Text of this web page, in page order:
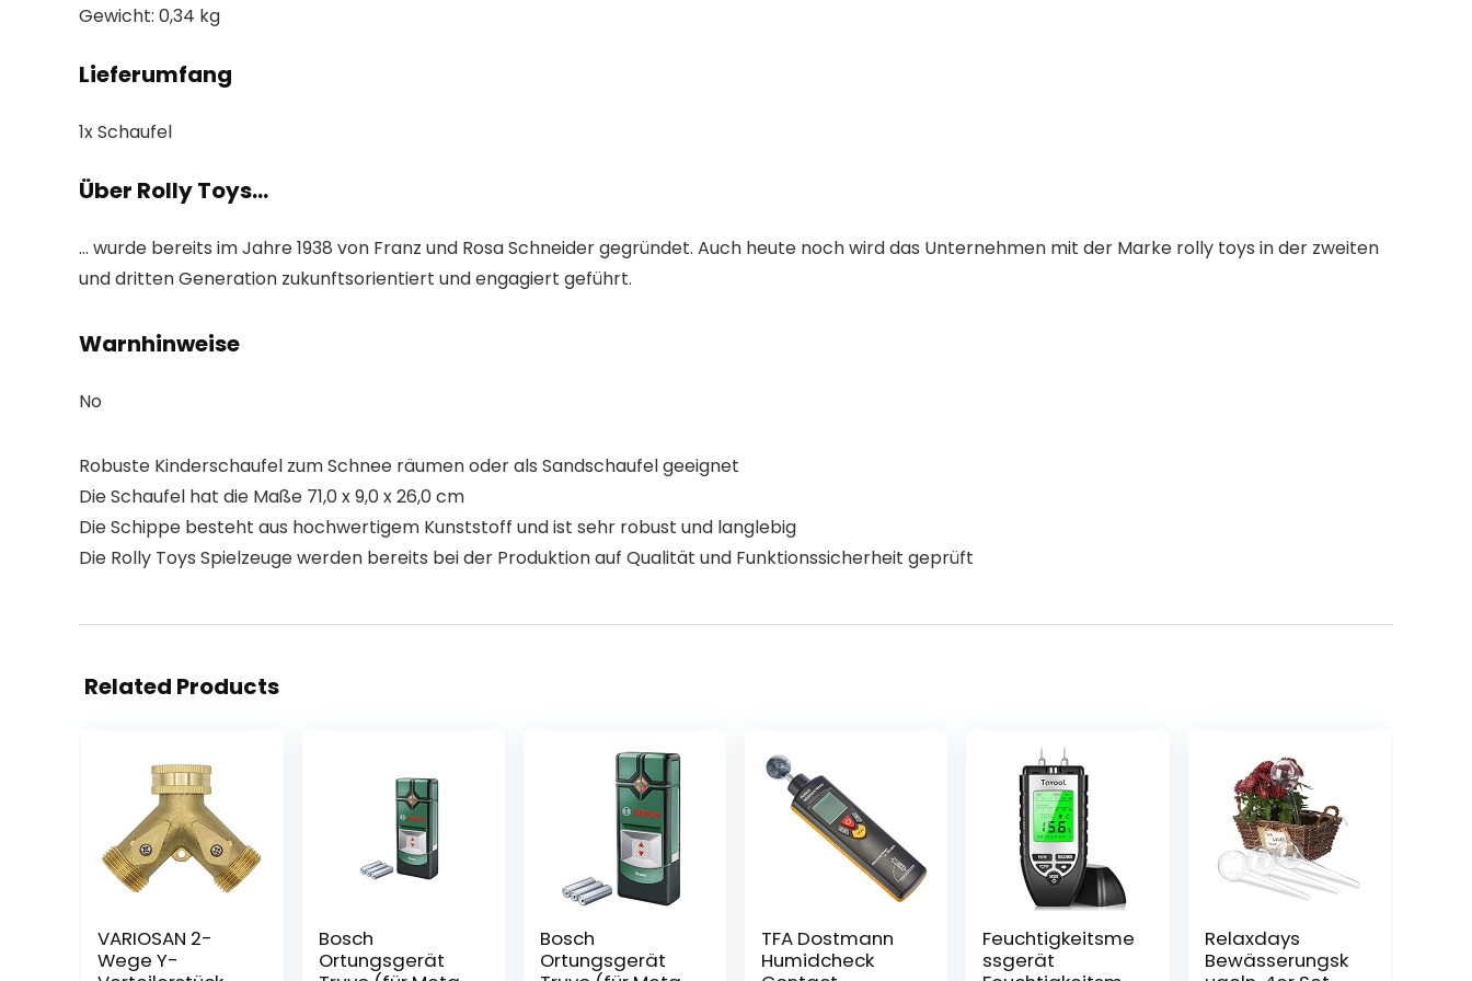
Gewicht: 0,34 kg
Lieferumfang
1x Schaufel
Über Rolly Toys…
… wurde bereits im Jahre 1938 von Franz und Rosa Schneider gegründet. Auch heute noch wird das Unternehmen mit der Marke rolly toys in der zweiten
und dritten Generation zukunftsorientiert und engagiert geführt.
Warnhinweise
No
Robuste Kinderschaufel zum Schnee räumen oder als Sandschaufel geeignet
Die Schaufel hat die Maße 71,0 x 9,0 x 26,0 cm
Die Schippe besteht aus hochwertigem Kunststoff und ist sehr robust und langlebig
Die Rolly Toys Spielzeuge werden bereits bei der Produktion auf Qualität und Funktionssicherheit geprüft
Related Products
VARIOSAN 2-
Wege Y-
Bosch
Ortungsgerät
Bosch
Ortungsgerät
TFA Dostmann
Humidcheck
Feuchtigkeitsme
ssgerät
Relaxdays
Bewässerungsk